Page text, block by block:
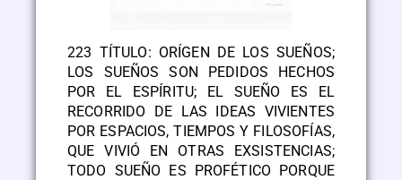
223 TÍTULO: ORÍGEN DE LOS SUEÑOS;
LOS SUEÑOS SON PEDIDOS HECHOS
POR EL ESPÍRITU; EL SUEÑO ES EL
RECORRIDO DE LAS IDEAS VIVIENTES
POR ESPACIOS, TIEMPOS Y FILOSOFÍAS,
QUE VIVIÓ EN OTRAS EXSISTENCIAS;
TODO SUEÑO ES PROFÉTICO PORQUE